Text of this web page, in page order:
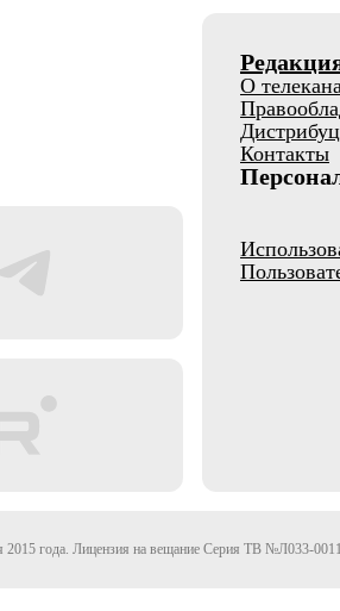
О
Контакты
года. Лицензия на вещание Серия ТВ №Л033-